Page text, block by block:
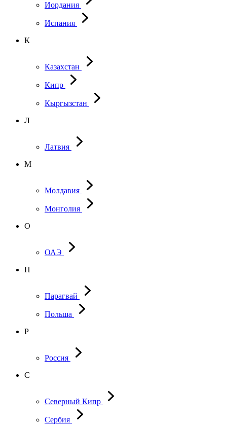
Иордания
Испания
К
Казахстан
Кипр
Кыргызстан
Л
Латвия
М
Молдавия
Монголия
О
ОАЭ
П
Парагвай
Польша
Р
Россия
С
Северный Кипр
Сербия